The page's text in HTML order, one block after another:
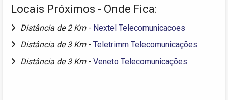
Locais Próximos - Onde Fica:
Distância de 2 Km - Nextel Telecomunicacoes
Distância de 3 Km - Teletrimm Telecomunicações
Distância de 3 Km - Veneto Telecomunicações